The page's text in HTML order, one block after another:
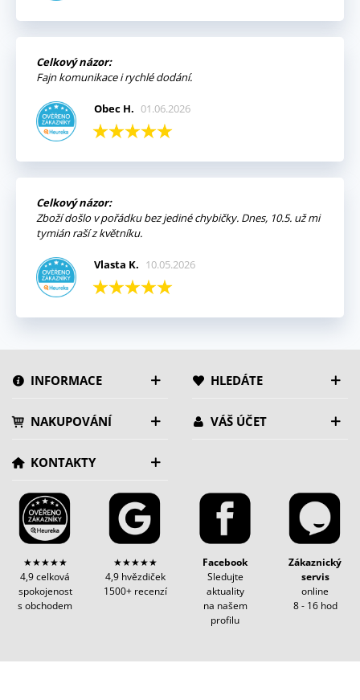
Celkový názor:
Fajn komunikace i rychlé dodání.
Obec H. 01.06.2026
Celkový názor:
Zboží došlo v pořádku bez jediné chybičky. Dnes, 10.5. už mi
tymián raší z květníku.
Vlasta K. 10.05.2026
INFORMACE HLEDÁTE
NAKUPOVÁNÍ VÁŠ ÚČET
KONTAKTY
★★★★★
4,9 celková
spokojenost
s obchodem
★★★★★
4,9 hvězdiček
1500+ recenzí
Facebook
Sledujte
aktuality
na našem
profilu
Zákaznický
servis
online
8 - 16 hod